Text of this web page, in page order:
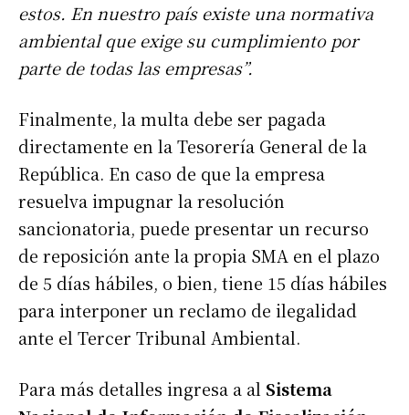
estos. En nuestro país existe una normativa
ambiental que exige su cumplimiento por
parte de todas las empresas”.
Finalmente, la multa debe ser pagada
directamente en la Tesorería General de la
República. En caso de que la empresa
resuelva impugnar la resolución
sancionatoria, puede presentar un recurso
de reposición ante la propia SMA en el plazo
de 5 días hábiles, o bien, tiene 15 días hábiles
para interponer un reclamo de ilegalidad
ante el Tercer Tribunal Ambiental.
Para más detalles ingresa a al Sistema